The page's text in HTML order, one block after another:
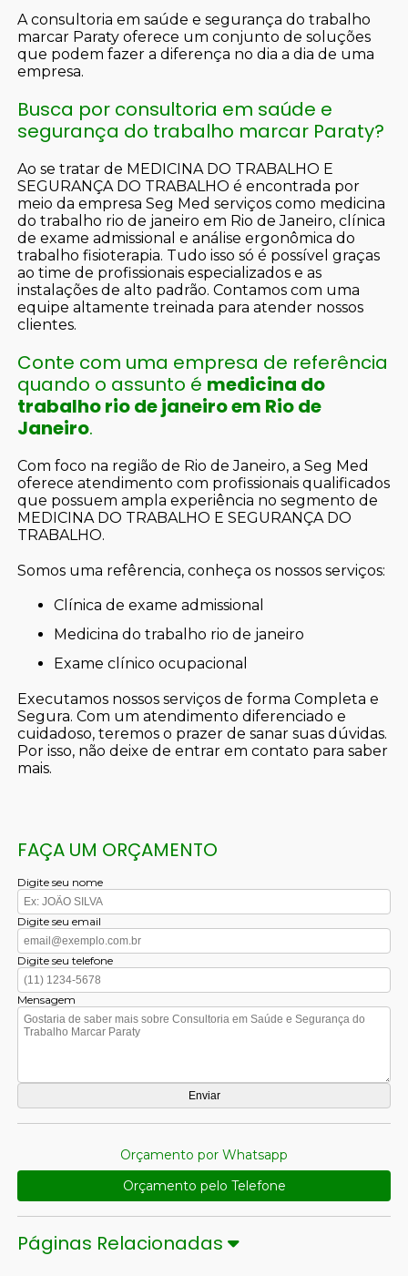
A consultoria em saúde e segurança do trabalho
marcar Paraty oferece um conjunto de soluções
que podem fazer a diferença no dia a dia de uma
empresa.
Busca por consultoria em saúde e
segurança do trabalho marcar Paraty?
Ao se tratar de MEDICINA DO TRABALHO E
SEGURANÇA DO TRABALHO é encontrada por
meio da empresa Seg Med serviços como medicina
do trabalho rio de janeiro em Rio de Janeiro, clínica
de exame admissional e análise ergonômica do
trabalho fisioterapia. Tudo isso só é possível graças
ao time de profissionais especializados e as
instalações de alto padrão. Contamos com uma
equipe altamente treinada para atender nossos
clientes.
Conte com uma empresa de referência
quando o assunto é medicina do
trabalho rio de janeiro em Rio de
Janeiro.
Com foco na região de Rio de Janeiro, a Seg Med
oferece atendimento com profissionais qualificados
que possuem ampla experiência no segmento de
MEDICINA DO TRABALHO E SEGURANÇA DO
TRABALHO.
Somos uma refêrencia, conheça os nossos serviços:
clínica de exame admissional
medicina do trabalho rio de janeiro
exame clínico ocupacional
Executamos nossos serviços de forma Completa e
Segura. Com um atendimento diferenciado e
cuidadoso, teremos o prazer de sanar suas dúvidas.
Por isso, não deixe de entrar em contato para saber
mais.
FAÇA UM ORÇAMENTO
Digite seu nome
Digite seu email
Digite seu telefone
Mensagem
Orçamento por Whatsapp
Orçamento pelo Telefone
Páginas Relacionadas